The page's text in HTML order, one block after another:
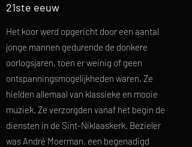
21ste eeuw
Het koor werd opgericht door een aantal
jonge mannen gedurende de donkere
oorlogsjaren, toen er weinig of geen
ontspanningsmogelijkheden waren. Ze
hielden allemaal van klassieke en mooie
muziek. Ze verzorgden vanaf het begin de
diensten in de Sint-Niklaaskerk. Bezieler
was André Moerman, een begenadigd